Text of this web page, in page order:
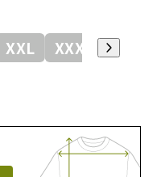
XXL XXXL